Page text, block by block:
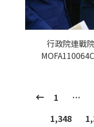
行政院連戰
1 …
1,348